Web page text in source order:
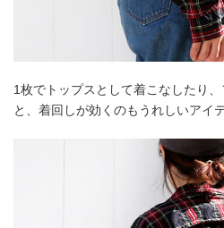
1枚でトップスとして着こなしたり
と、着回しが効くのもうれしいアイ